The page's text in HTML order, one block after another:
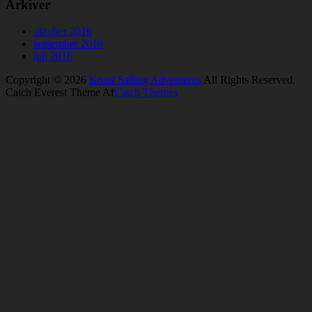
Arkiver
oktober 2016
september 2016
juli 2016
Copyright © 2026 Kroul Sailing Adventures All Rights Reserved.
Catch Everest Theme AfCatch Themes